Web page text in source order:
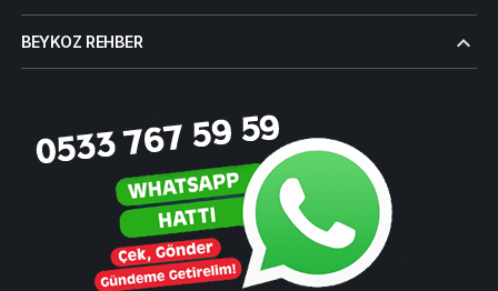
BEYKOZ REHBER